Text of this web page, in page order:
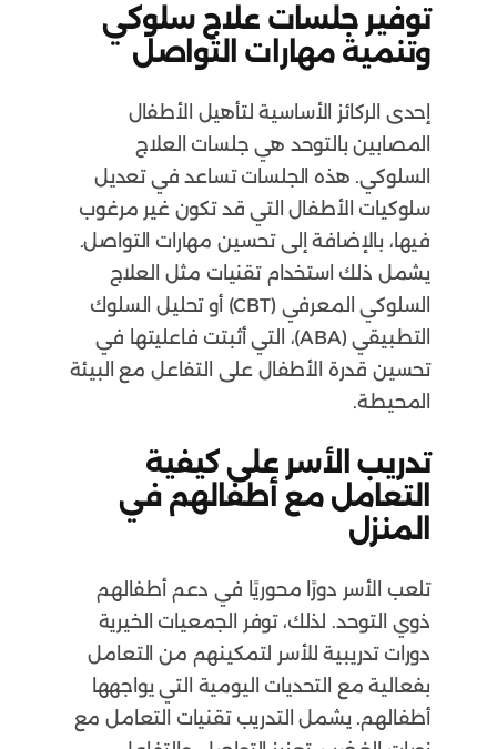
توفير جلسات علاج سلوكي
وتنمية مهارات التواصل
إحدى الركائز الأساسية لتأهيل الأطفال
المصابين بالتوحد هي جلسات العلاج
السلوكي. هذه الجلسات تساعد في تعديل
سلوكيات الأطفال التي قد تكون غير مرغوب
فيها، بالإضافة إلى تحسين مهارات التواصل.
يشمل ذلك استخدام تقنيات مثل العلاج
السلوكي المعرفي (CBT) أو تحليل السلوك
التطبيقي (ABA)، التي أثبتت فاعليتها في
تحسين قدرة الأطفال على التفاعل مع البيئة
المحيطة.
تدريب الأسر على كيفية
التعامل مع أطفالهم في
المنزل
تلعب الأسر دورًا محوريًا في دعم أطفالهم
ذوي التوحد. لذلك، توفر الجمعيات الخيرية
دورات تدريبية للأسر لتمكينهم من التعامل
بفعالية مع التحديات اليومية التي يواجهها
أطفالهم. يشمل التدريب تقنيات التعامل مع